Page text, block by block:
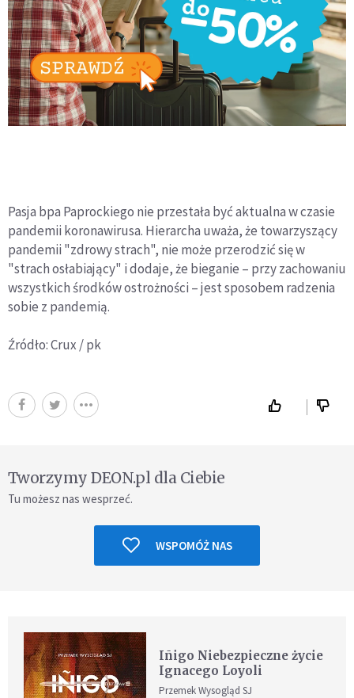
Pasja bpa Paprockiego nie przestała być aktualna w czasie
pandemii koronawirusa. Hierarcha uważa, że towarzyszący
pandemii "zdrowy strach", nie może przerodzić się w
"strach osłabiający" i dodaje, że bieganie – przy zachowaniu
wszystkich środków ostrożności – jest sposobem radzenia
sobie z pandemią.
Źródło: Crux / pk
Tworzymy DEON.pl dla Ciebie
Tu możesz nas wesprzeć.
WSPOMÓŻ NAS
Iñigo Niebezpieczne życie
Ignacego Loyoli
Przemek Wysogląd SJ